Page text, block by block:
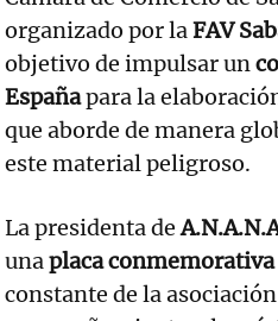
organizado por laFAV
objetivo de impulsar un
Españapara la
que aborde de manera
este material peligroso.
La presidenta de
unaplaca conmemorativa
constante de la